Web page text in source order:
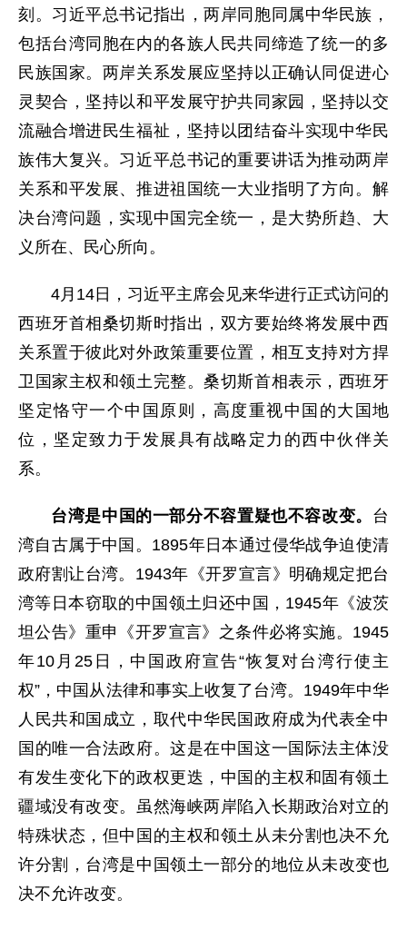
刻。习近平总书记指出，两岸同胞同属中华民族，
包括台湾同胞在内的各族人民共同缔造了统一的多
民族国家。两岸关系发展应坚持以正确认同促进心
灵契合，坚持以和平发展守护共同家园，坚持以交
流融合增进民生福祉，坚持以团结奋斗实现中华民
族伟大复兴。习近平总书记的重要讲话为推动两岸
关系和平发展、推进祖国统一大业指明了方向。解
决台湾问题，实现中国完全统一，是大势所趋、大
义所在、民心所向。
4月14日，习近平主席会见来华进行正式访问的
西班牙首相桑切斯时指出，双方要始终将发展中西
关系置于彼此对外政策重要位置，相互支持对方捍
卫国家主权和领土完整。桑切斯首相表示，西班牙
坚定恪守一个中国原则，高度重视中国的大国地
位，坚定致力于发展具有战略定力的西中伙伴关
系。
台湾是中国的一部分不容置疑也不容改变。 台
湾自古属于中国。1895年日本通过侵华战争迫使清
政府割让台湾。1943年《开罗宣言》明确规定把台
湾等日本窃取的中国领土归还中国，1945年《波茨
坦公告》重申《开罗宣言》之条件必将实施。1945
年10月25日，中国政府宣告“恢复对台湾行使主
权”，中国从法律和事实上收复了台湾。1949年中华
人民共和国成立，取代中华民国政府成为代表全中
国的唯一合法政府。这是在中国这一国际法主体没
有发生变化下的政权更迭，中国的主权和固有领土
疆域没有改变。虽然海峡两岸陷入长期政治对立的
特殊状态，但中国的主权和领土从未分割也决不允
许分割，台湾是中国领土一部分的地位从未改变也
决不允许改变。